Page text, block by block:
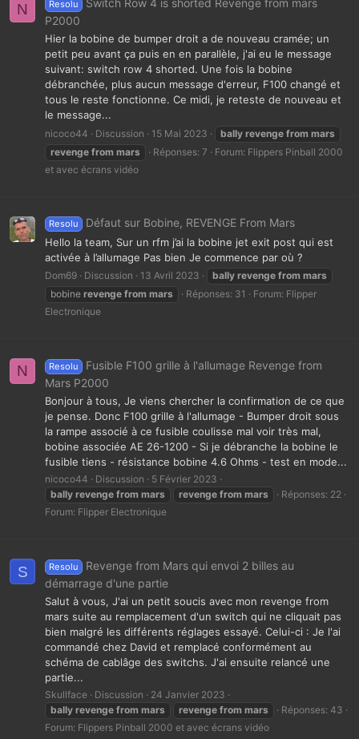
N Resolu
Switch Row 4 is shorted Revenge from mars
P2000
Hier la bobine de bumper droit a de nouveau cramée; un
petit peu avant ça puis en en parallèle, j'ai eu le message
suivant: switch row 4 shorted. Une fois la bobine
débranchée, plus aucun message d'erreur, F100 changé et
tous le reste fonctionne. Ce midi, je reteste de nouveau et
le message...
nicoco44 Discussion 15 Mai 2023 bally revenge from mars
revenge from mars Réponses: 7 Forum: Flippers Pinball 2000
et avec écrans vidéo
Resolu Défaut sur Bobine, REVENGE From Mars
Hello la team, Sur un rfm j’ai la bobine jet exit post qui est
activée à l’allumage Pas bien Je commence par où ?
Dom69 Discussion 13 Avril 2023 bally revenge from mars
bobine revenge from mars Réponses: 31 Forum: Flipper
Electronique
N Resolu
Fusible F100 grille à l'allumage Revenge from
Mars P2000
Bonjour à tous, Je viens chercher la confirmation de ce que
je pense. Donc F100 grille à l'allumage - Bumper droit sous
la rampe associé à ce fusible coulisse mal voir très mal,
bobine associée AE 26-1200 - Si je débranche la bobine le
fusible tiens - résistance bobine 4.6 Ohms - test en mode...
nicoco44 Discussion
5 Février 2023
bally revenge from mars revenge from mars
Réponses: 22
Forum: Flipper Electronique
S Resolu
Revenge from Mars qui envoi 2 billes au
démarrage d'une partie
Salut à vous, J'ai un petit soucis avec mon revenge from
mars suite au remplacement d'un switch qui ne cliquait pas
bien malgré les différents réglages essayé. Celui-ci : Je l'ai
commandé chez David et remplacé conformément au
schéma de cablâge des switchs. J'ai ensuite relancé une
partie...
Skullface Discussion
24 Janvier 2023
bally revenge from mars revenge from mars
Réponses: 43
Forum: Flippers Pinball 2000 et avec écrans vidéo